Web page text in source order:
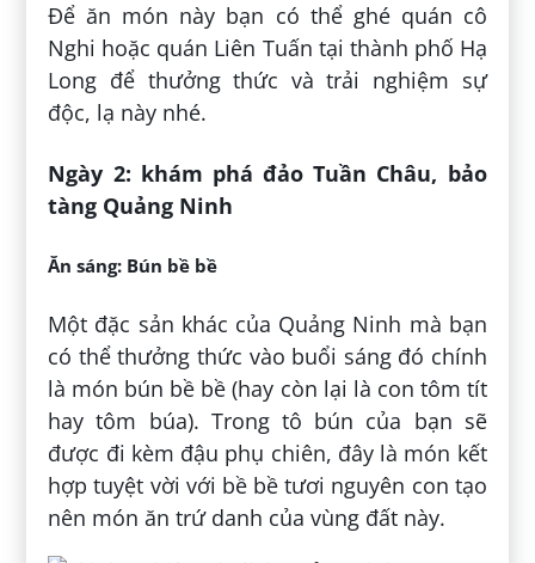
Để ăn món này bạn có thể ghé quán cô
Nghi hoặc quán Liên Tuấn tại thành phố Hạ
Long để thưởng thức và trải nghiệm sự
độc, lạ này nhé.
Ngày 2: khám phá đảo Tuần Châu, bảo
tàng Quảng Ninh
Ăn sáng: Bún bề bề
Một đặc sản khác của Quảng Ninh mà bạn
có thể thưởng thức vào buổi sáng đó chính
là món bún bề bề (hay còn lại là con tôm tít
hay tôm búa). Trong tô bún của bạn sẽ
được đi kèm đậu phụ chiên, đây là món kết
hợp tuyệt vời với bề bề tươi nguyên con tạo
nên món ăn trứ danh của vùng đất này.